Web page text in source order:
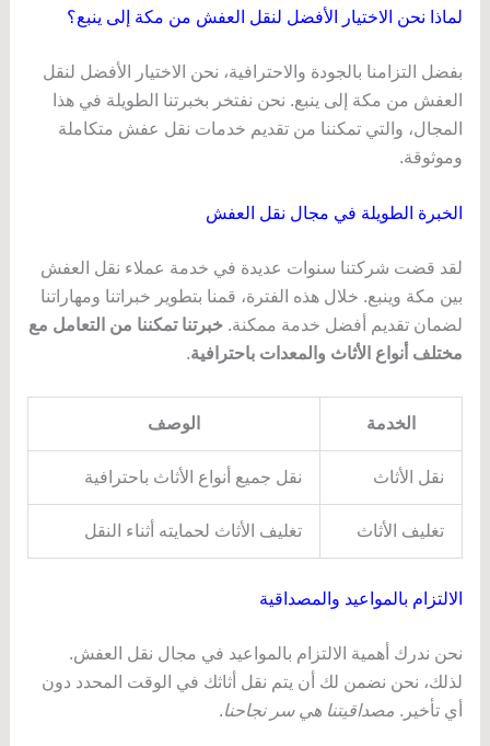
لماذا نحن الاختيار الأفضل لنقل العفش من مكة إلى ينبع؟
بفضل التزامنا بالجودة والاحترافية، نحن الاختيار الأفضل لنقل
العفش من مكة إلى ينبع. نحن نفتخر بخبرتنا الطويلة في هذا
المجال، والتي تمكننا من تقديم خدمات نقل عفش متكاملة
وموثوقة.
الخبرة الطويلة في مجال نقل العفش
لقد قضت شركتنا سنوات عديدة في خدمة عملاء نقل العفش
بين مكة وينبع. خلال هذه الفترة، قمنا بتطوير خبراتنا ومهاراتنا
لضمان تقديم أفضل خدمة ممكنة. خبرتنا تمكننا من التعامل مع
مختلف أنواع الأثاث والمعدات باحترافية.
الخدمة الوصف
نقل الأثاث نقل جميع أنواع الأثاث باحترافية
تغليف الأثاث تغليف الأثاث لحمايته أثناء النقل
الالتزام بالمواعيد والمصداقية
نحن ندرك أهمية الالتزام بالمواعيد في مجال نقل العفش.
لذلك، نحن نضمن لك أن يتم نقل أثاثك في الوقت المحدد دون
أي تأخير. مصداقيتنا هي سر نجاحنا.